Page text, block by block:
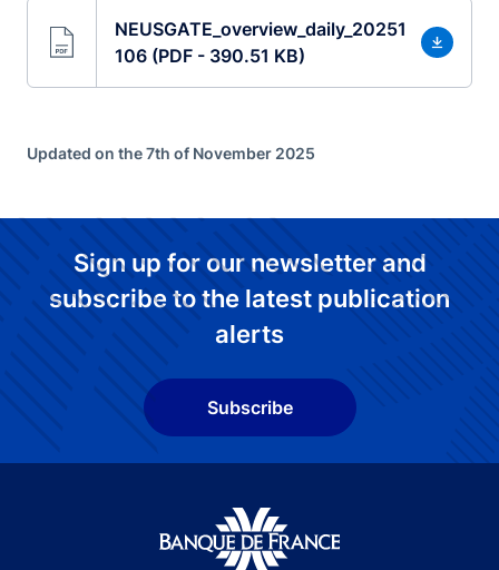
NEUSGATE_overview_daily_20251
106 (PDF - 390.51 KB)
Updated on the 7th of November 2025
Sign up for our newsletter and
subscribe to the latest publication
alerts
Subscribe